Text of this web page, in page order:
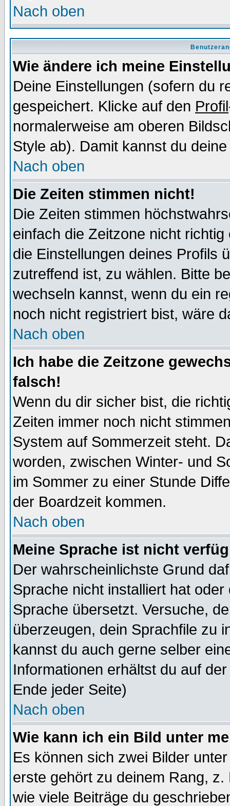
Nach oben
Wie ändere ich meine
Deine Einstellungen (sofern du
gespeichert. Klicke auf den Profil
normalerweise am oberen
Style ab). Damit kannst du
Nach oben
Die Zeiten stimmen nicht!
Die Zeiten stimmen
einfach die Zeitzone nicht
die Einstellungen deines Profils
zutreffend ist, zu wählen. Bitte
wechseln kannst, wenn du ein
noch nicht registriert bist, wäre
Nach oben
Ich habe die Zeitzone
falsch!
Wenn du dir sicher bist, die
Zeiten immer noch nicht
System auf Sommerzeit steht.
worden, zwischen Winter- und
im Sommer zu einer Stunde
der Boardzeit kommen.
Nach oben
Meine Sprache ist nicht
Der wahrscheinlichste Grund
Sprache nicht installiert hat
Sprache übersetzt. Versuche,
überzeugen, dein Sprachfile zu
kannst du auch gerne selber
Informationen erhältst du auf
Ende jeder Seite)
Nach oben
Wie kann ich ein Bild unter
Es können sich zwei Bilder
erste gehört zu deinem Rang,
wie viele Beiträge du